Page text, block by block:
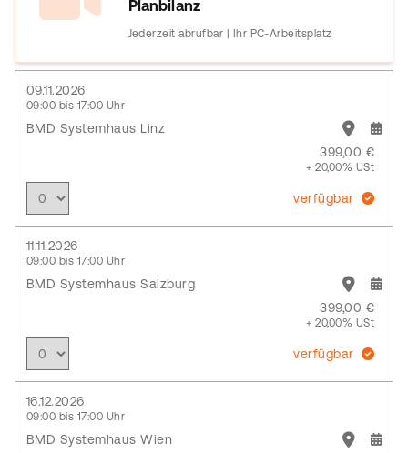
Planbilanz
Jederzeit abrufbar | Ihr PC-Arbeitsplatz
09.11.2026
09:00 bis 17:00 Uhr
BMD Systemhaus Linz
399,00 €
+ 20,00% USt
verfügbar
11.11.2026
09:00 bis 17:00 Uhr
BMD Systemhaus Salzburg
399,00 €
+ 20,00% USt
verfügbar
16.12.2026
09:00 bis 17:00 Uhr
BMD Systemhaus Wien